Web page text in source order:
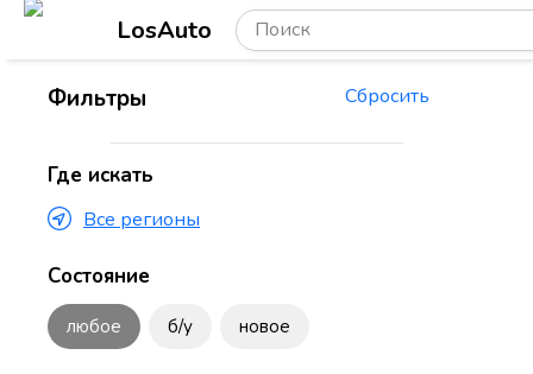
LosAuto
Фильтры Сбросить
Где искать
Все регионы
Состояние
любое б/у новое